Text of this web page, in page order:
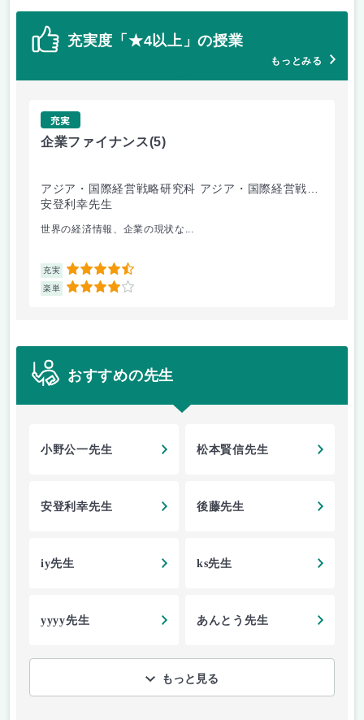
充実度「★4以上」の授業
もっとみる
充実
企業ファイナンス(5)
アジア・国際経営戦略研究科 アジア・国際経営戦略
専攻
安登利幸先生
世界の経済情報、企業の現状な...
充実 4.5
楽単 4
おすすめの先生
小野公一先生 松本賢信先生
安登利幸先生 後藤先生
iy先生 ks先生
yyyy先生 あんとう先生
もっと見る